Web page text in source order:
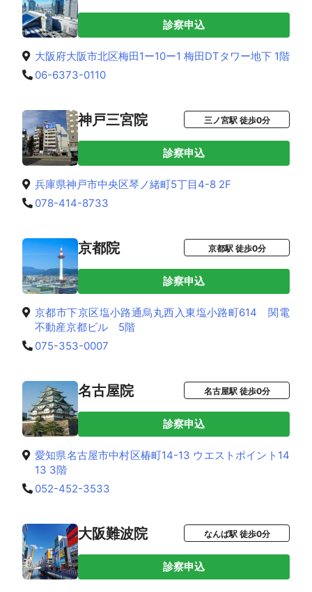
診察申込
大阪府大阪市北区梅田1ー10ー1 梅田DTタワー地下 1階
06-6373-0110
神戸三宮院 三ノ宮駅 徒歩0分
診察申込
兵庫県神戸市中央区琴ノ緒町5丁目4-8 2F
078-414-8733
京都院 京都駅 徒歩0分
診察申込
京都市下京区塩小路通烏丸西入東塩小路町614 関電
不動産京都ビル 5階
075-353-0007
名古屋院 名古屋駅 徒歩0分
診察申込
愛知県名古屋市中村区椿町14-13 ウエストポイント14
13 3階
052-452-3533
大阪難波院 なんば駅 徒歩0分
診察申込